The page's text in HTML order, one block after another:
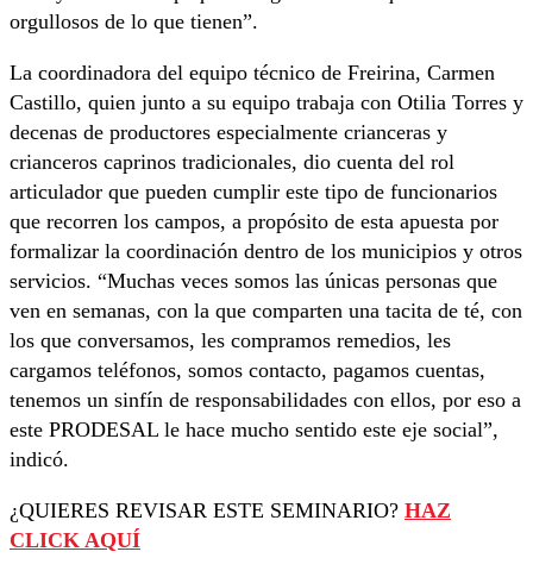
orgullosos de lo que tienen”.
La coordinadora del equipo técnico de Freirina, Carmen
Castillo, quien junto a su equipo trabaja con Otilia Torres y
decenas de productores especialmente crianceras y
crianceros caprinos tradicionales, dio cuenta del rol
articulador que pueden cumplir este tipo de funcionarios
que recorren los campos, a propósito de esta apuesta por
formalizar la coordinación dentro de los municipios y otros
servicios. “Muchas veces somos las únicas personas que
ven en semanas, con la que comparten una tacita de té, con
los que conversamos, les compramos remedios, les
cargamos teléfonos, somos contacto, pagamos cuentas,
tenemos un sinfín de responsabilidades con ellos, por eso a
este PRODESAL le hace mucho sentido este eje social”,
indicó.
¿QUIERES REVISAR ESTE SEMINARIO? HAZ
CLICK AQUÍ